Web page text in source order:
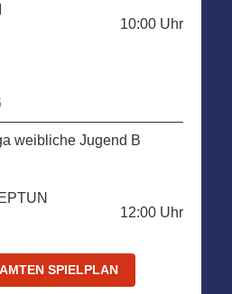
10:00 Uhr
weibliche Jugend B
12:00 Uhr
SPIELPLAN